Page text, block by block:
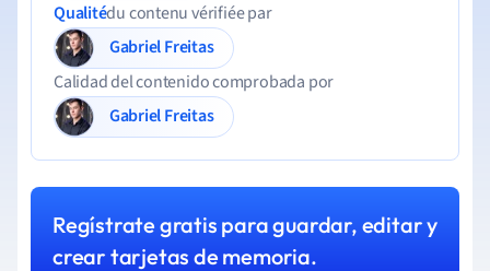
Qualitédu contenu vérifiée par
Gabriel Freitas
Calidad del contenido comprobada por
Gabriel Freitas
Regístrate gratis para guardar, editar y
crear tarjetas de memoria.